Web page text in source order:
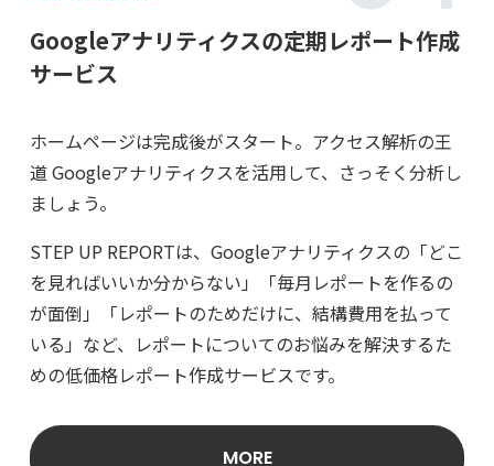
Googleアナリティクスの定期レポート作成
サービス
ホームページは完成後がスタート。アクセス解析の王
道 Googleアナリティクスを活用して、さっそく分析し
ましょう。
STEP UP REPORTは、Googleアナリティクスの「どこ
を見ればいいか分からない」「毎月レポートを作るの
が面倒」「レポートのためだけに、結構費用を払って
いる」など、レポートについてのお悩みを解決するた
めの低価格レポート作成サービスです。
MORE